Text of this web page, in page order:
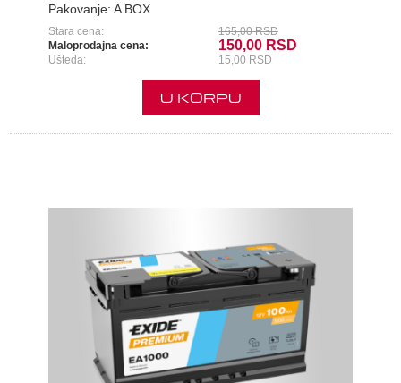
Pakovanje: A BOX
Stara cena:
165,00 RSD
Maloprodajna cena:
150,00 RSD
Ušteda: 15,00 RSD
U KORPU